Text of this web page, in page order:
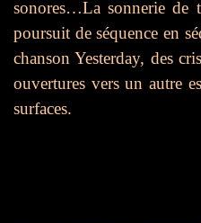
sonores…La sonnerie de
poursuit de séquence en
chanson Yesterday, des
ouvertures vers un autre
surfaces.